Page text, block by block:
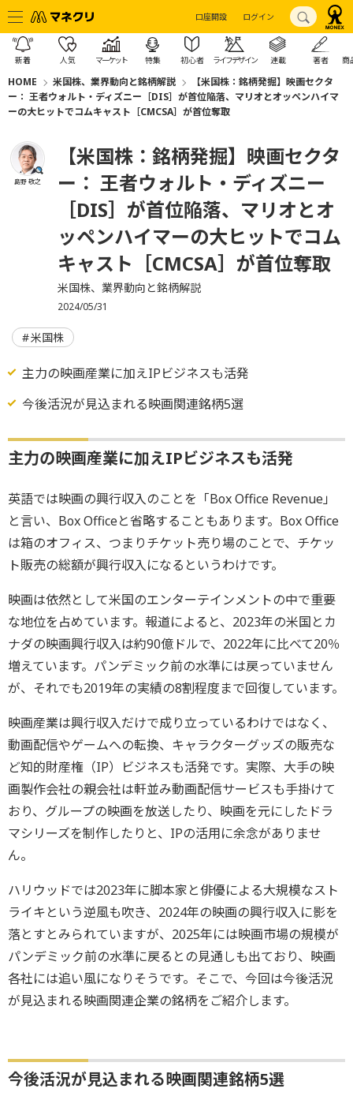
口座開設 ログイン
新着 人気 マーケット 特集 初心者 ライフデザイン 連載 著者 商
HOME 米国株、業界動向と銘柄解説
【米国株：銘柄発掘】映画セクタ
ー： 王者ウォルト・ディズニー［DIS］が首位陥落、マリオとオッペンハイマ
ーの大ヒットでコムキャスト［CMCSA］が首位奪取
島野 敬之
【米国株：銘柄発掘】映画セクタ
ー： 王者ウォルト・ディズニー
［DIS］が首位陥落、マリオとオ
ッペンハイマーの大ヒットでコム
キャスト［CMCSA］が首位奪取
米国株、業界動向と銘柄解説
2024/05/31
米国株
主力の映画産業に加えIPビジネスも活発
今後活況が見込まれる映画関連銘柄5選
主力の映画産業に加えIPビジネスも活発
英語では映画の興行収入のことを「Box Office Revenue」
と言い、Box Officeと省略することもあります。Box Office
は箱のオフィス、つまりチケット売り場のことで、チケッ
ト販売の総額が興行収入になるというわけです。
映画は依然として米国のエンターテインメントの中で重要
な地位を占めています。報道によると、2023年の米国とカ
ナダの映画興行収入は約90億ドルで、2022年に比べて20％
増えています。パンデミック前の水準には戻っていません
が、それでも2019年の実績の8割程度まで回復しています。
映画産業は興行収入だけで成り立っているわけではなく、
動画配信やゲームへの転換、キャラクターグッズの販売な
ど知的財産権（IP）ビジネスも活発です。実際、大手の映
画製作会社の親会社は軒並み動画配信サービスも手掛けて
おり、グループの映画を放送したり、映画を元にしたドラ
マシリーズを制作したりと、IPの活用に余念がありませ
ん。
ハリウッドでは2023年に脚本家と俳優による大規模なスト
ライキという逆風も吹き、2024年の映画の興行収入に影を
落とすとみられていますが、2025年には映画市場の規模が
パンデミック前の水準に戻るとの見通しも出ており、映画
各社には追い風になりそうです。そこで、今回は今後活況
が見込まれる映画関連企業の銘柄をご紹介します。
今後活況が見込まれる映画関連銘柄5選